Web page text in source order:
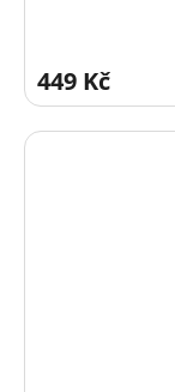
449 Kč